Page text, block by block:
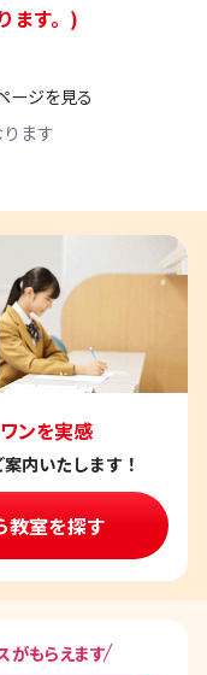
ます。)
ージを見る
ます
ンを実感
内いたします！
教室を探す
がもらえます